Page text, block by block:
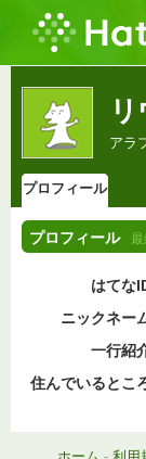
アラ
プロフィール
プロフィール
はてな
ニックネー
一行紹
住んでいるとこ